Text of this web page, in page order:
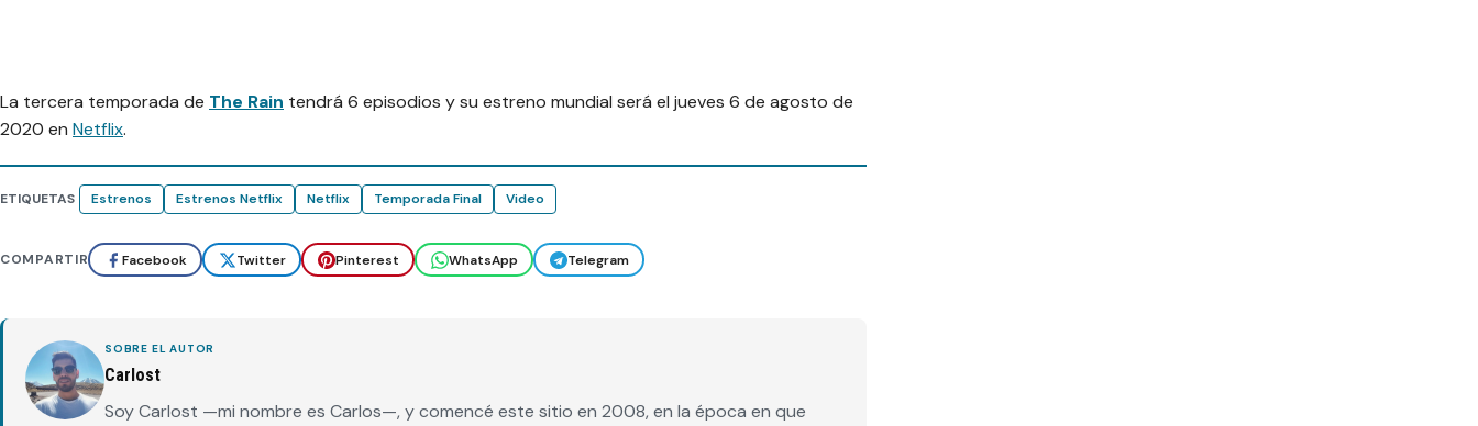
La tercera temporada de The Rain tendrá 6 episodios y su estreno mundial será el jueves 6 de agosto de
2020 en Netflix.
ETIQUETAS Estrenos Estrenos Netflix Netflix Temporada Final Video
COMPARTIR Facebook Twitter Pinterest WhatsApp Telegram
SOBRE EL AUTOR
Carlost
Soy Carlost —mi nombre es Carlos—, y comencé este sitio en 2008, en la época en que